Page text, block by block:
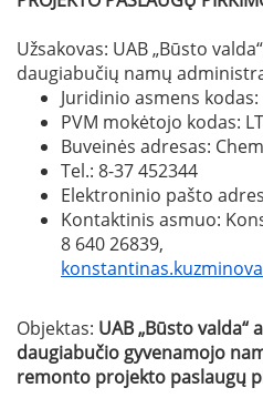
Užsakovas: UAB „Būsto
daugiabučių namų
Juridinio asmens
PVM mokėtojo kodas:
Buveinės adresas:
Tel.: 8-37 452344
Elektroninio pašto
Kontaktinis asmuo:
8 640 26839,
Objektas: UAB „Būsto
daugiabučio gyvenamojo
remonto projekto paslaugų